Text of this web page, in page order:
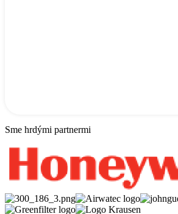
Sme hrdými partnermi